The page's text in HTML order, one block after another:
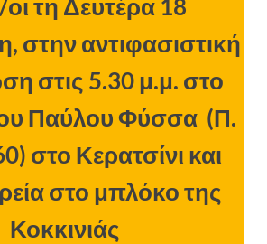
τη Δευτέρα 18
στην αντιφασιστική
στις 5.30 μ.μ. στο
Παύλου Φύσσα (Π.
στο Κερατσίνι και
στο μπλόκο της
Κοκκινιάς